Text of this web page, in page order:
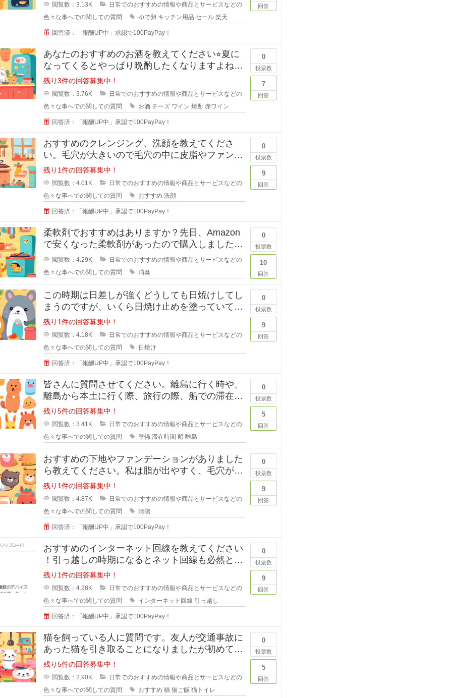
閲覧数：3.13K
日常でのおすすめの情報や商品とサービスなどの
色々な事へでの関しての質問
ゆで卵 キッチン用品 セール 楽天
回答済：「報酬UP中」承認で100PayPay！
回答
あなたのおすすめのお酒を教えてください⭐︎夏に
なってくるとやっぱり晩酌したくなりますよね。
でも糖質などが気
残り3件の回答募集中！
閲覧数：3.76K
日常でのおすすめの情報や商品とサービスなどの
色々な事へでの関しての質問
お酒 チーズ ワイン 焼酎 赤ワイン
回答済：「報酬UP中」承認で100PayPay！
0
投票数
7
回答
おすすめのクレンジング、洗顔を教えてくださ
い。毛穴が大きいので毛穴の中に皮脂やファンデ
ーションが残りやすいです。
残り1件の回答募集中！
閲覧数：4.01K
日常でのおすすめの情報や商品とサービスなどの
色々な事へでの関しての質問
おすすめ 洗顔
回答済：「報酬UP中」承認で100PayPay！
0
投票数
9
回答
柔軟剤でおすすめはありますか？先日、Amazon
で安くなった柔軟剤があったので購入しました
が、苦手な匂いでした。
閲覧数：4.29K
日常でのおすすめの情報や商品とサービスなどの
色々な事へでの関しての質問
消臭
0
投票数
10
回答
この時期は日差しが強くどうしても日焼けしてし
まうのですが、いくら日焼け止めを塗っていても
半袖のあとはできてしまいます。
残り1件の回答募集中！
閲覧数：4.18K
日常でのおすすめの情報や商品とサービスなどの
色々な事へでの関しての質問
日焼け
回答済：「報酬UP中」承認で100PayPay！
0
投票数
9
回答
皆さんに質問させてください。離島に行く時や、
離島から本土に行く際、旅行の際、船での滞在時
間が3時間ほどと長い場合、小さい
残り5件の回答募集中！
閲覧数：3.41K
日常でのおすすめの情報や商品とサービスなどの
色々な事へでの関しての質問
準備 滞在時間 船 離島
0
投票数
5
回答
おすすめの下地やファンデーションがありました
ら教えてください。私は脂が出やすく、毛穴が目
立っています。いわゆるいちごバナ
残り1件の回答募集中！
閲覧数：4.87K
日常でのおすすめの情報や商品とサービスなどの
色々な事へでの関しての質問
清潔
回答済：「報酬UP中」承認で100PayPay！
0
投票数
9
回答
おすすめのインターネット回線を教えてください
！引っ越しの時期になるとネット回線も必然と変
えようかなと思いますよね！
残り1件の回答募集中！
閲覧数：4.28K
日常でのおすすめの情報や商品とサービスなどの
色々な事へでの関しての質問
インターネット回線 引っ越し
回答済：「報酬UP中」承認で100PayPay！
0
投票数
9
回答
猫を飼っている人に質問です。友人が交通事故に
あった猫を引き取ることになりましたが初めて猫
を育てることになったそうで、ご飯
残り5件の回答募集中！
閲覧数：2.90K
日常でのおすすめの情報や商品とサービスなどの
色々な事へでの関しての質問
おすすめ 猫 猫ご飯 猫トイレ
0
投票数
5
回答